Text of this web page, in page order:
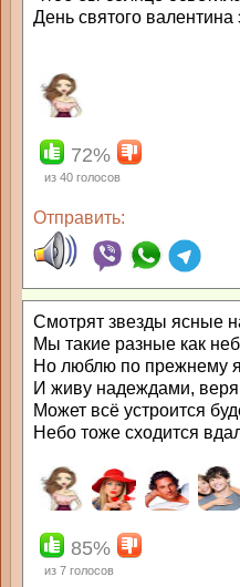
День святого
72%
из 40 голосов
Отправить:
Смотрят звезды ясные
Мы такие разные как
Но люблю по прежнему я
И живу надеждами, веря
Может всё устроится
Небо тоже сходится
85%
из 7 голосов